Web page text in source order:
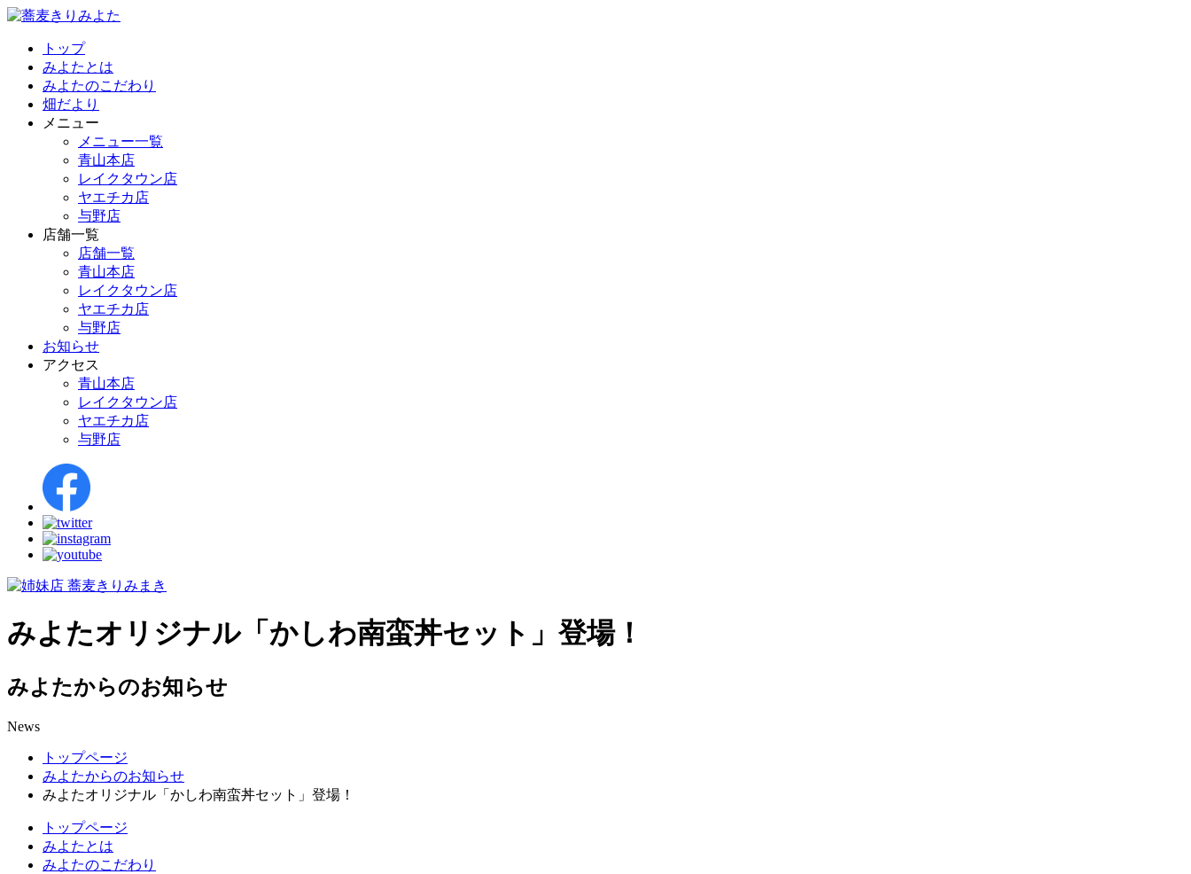
トップ
みよたとは
みよたのこだわり
畑だより
メニュー
メニュー一覧
青山本店
レイクタウン店
ヤエチカ店
与野店
店舗一覧
店舗一覧
青山本店
レイクタウン店
ヤエチカ店
与野店
お知らせ
アクセス
青山本店
レイクタウン店
ヤエチカ店
与野店
みよたオリジナル「かしわ南蛮丼セット」登場！
みよたからのお知らせ
News
トップページ
みよたからのお知らせ
みよたオリジナル「かしわ南蛮丼セット」登場！
トップページ
みよたとは
みよたのこだわり